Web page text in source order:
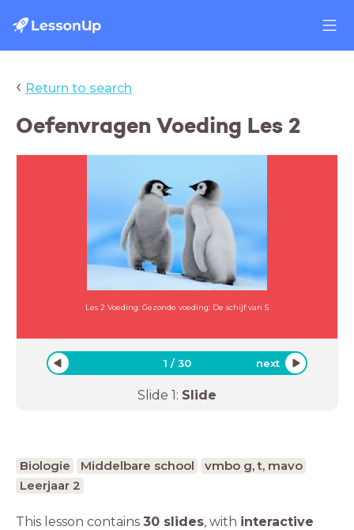
‹ Return to search
Oefenvragen Voeding Les 2
Les 2 Voeding: Gezonde voeding: De schijf van 5
1 /30 next
Slide 1: Slide
Biologie Middelbare school
vmbo g, t, mavo
Leerjaar 2
This lesson contains 30 slides, with interactive